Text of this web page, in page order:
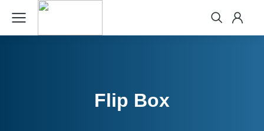
Flip Box